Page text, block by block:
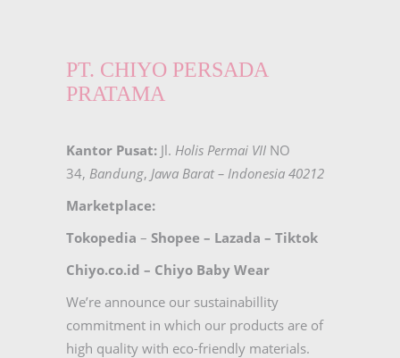
PT. CHIYO PERSADA
PRATAMA
Kantor Pusat: Jl. Holis Permai VII NO
34, Bandung, Jawa Barat – Indonesia 40212
Marketplace:
Tokopedia – Shopee – Lazada – Tiktok
Chiyo.co.id – Chiyo Baby Wear
We’re announce our sustainabillity
commitment in which our products are of
high quality with eco-friendly materials.